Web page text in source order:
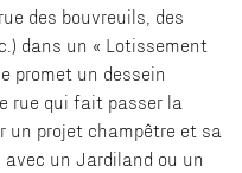
des bouvreuils, des
dans un « Lotissement
promet un dessein
rue qui fait passer la
un projet champêtre et sa
avec un Jardiland ou un